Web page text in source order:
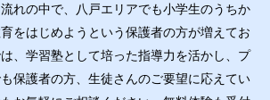
れの中で、八戸エリアでも小学生のうちか
をはじめようという保護者の方が増えてお
、学習塾として培った指導力を活かし、プ
保護者の方、生徒さんのご要望に応えてい